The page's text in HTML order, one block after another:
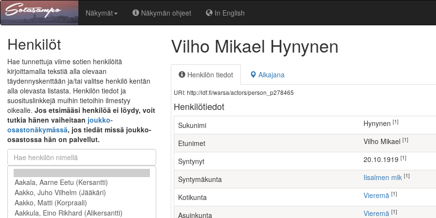
Näkymät Näkymän ohjeet In English
Henkilöt
Hae tunnettuja viime sotien henkilöitä
kirjoittamalla tekstiä alla olevaan
täydennyskenttään ja/tai valitse henkilö kentän
alla olevasta listasta. Henkilön tiedot ja
suosituslinkkejä muihin tietoihin ilmestyy
oikealle. Jos etsimääsi henkilöä ei löydy, voit
tutkia hänen vaiheitaan joukko-
osastonäkymässä, jos tiedät missä joukko-
osastossa hän on palvellut.
Vilho Mikael Hynynen
Henkilön tiedot Aikajana
URI: http://ldf.fi/warsa/actors/person_p278465
Henkilötiedot
Sukunimi Hynynen [1]
Etunimet Vilho Mikael [1]
Syntynyt 20.10.1919 [1]
Syntymäkunta Iisalmen mlk [1]
Kotikunta Vieremä [1]
Asuinkunta Vieremä [1]